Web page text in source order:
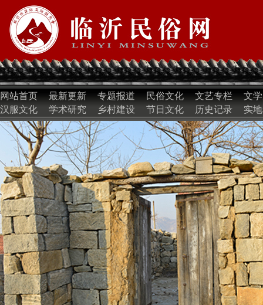
网站首页 最新更新 专题报道 民俗文化 文艺专栏
文
汉服文化
学术研究 乡村建设 节日文化 历史记录 实